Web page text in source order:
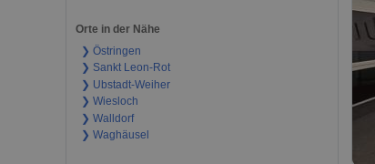
Orte in der Nähe
❯ Östringen
❯ Sankt Leon-Rot
❯ Ubstadt-Weiher
❯ Wiesloch
❯ Walldorf
❯ Waghäusel